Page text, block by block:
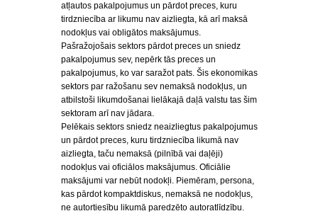
atļautos pakalpojumus un pārdot preces, kuru
tirdzniecība ar likumu nav aizliegta, kā arī maksā
nodokļus vai obligātos maksājumus.
Pašražojošais sektors pārdot preces un sniedz
pakalpojumus sev, nepērk tās preces un
pakalpojumus, ko var saražot pats. Šis ekonomikas
sektors par ražošanu sev nemaksā nodokļus, un
atbilstoši likumdošanai lielākajā daļā valstu tas šim
sektoram arī nav jādara.
Pelēkais sektors sniedz neaizliegtus pakalpojumus
un pārdot preces, kuru tirdzniecība likumā nav
aizliegta, taču nemaksā (pilnībā vai daļēji)
nodokļus vai oficiālos maksājumus. Oficiālie
maksājumi var nebūt nodokļi. Piemēram, persona,
kas pārdot kompaktdiskus, nemaksā ne nodokļus,
ne autortiesību likumā paredzēto autoratlīdzību.